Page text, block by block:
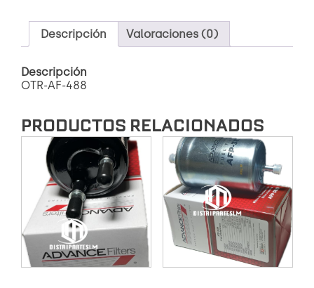
Descripción Valoraciones (0)
Descripción
OTR-AF-488
PRODUCTOS RELACIONADOS